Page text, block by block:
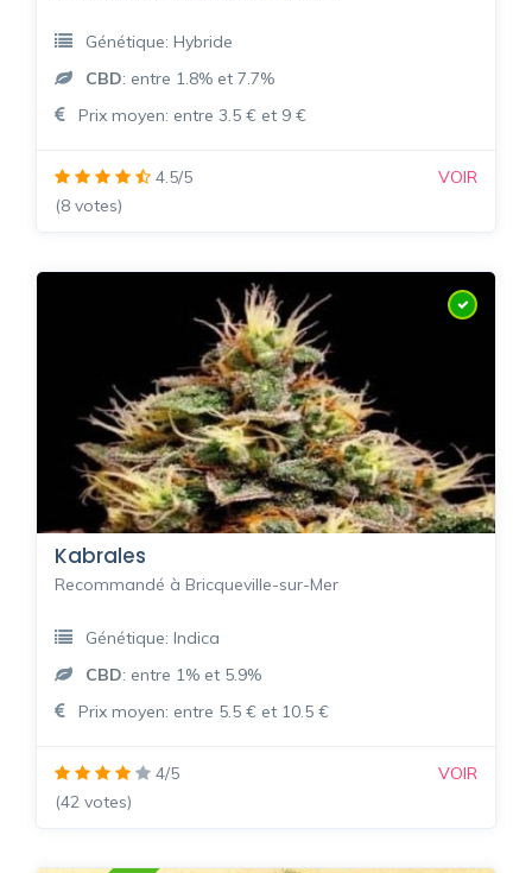
Génétique: Hybride
CBD: entre 1.8% et 7.7%
Prix moyen: entre 3.5 € et 9 €
4.5/5
(8 votes)
VOIR
Kabrales
Recommandé à Bricqueville-sur-Mer
Génétique: Indica
CBD: entre 1% et 5.9%
Prix moyen: entre 5.5 € et 10.5 €
4/5
(42 votes)
VOIR